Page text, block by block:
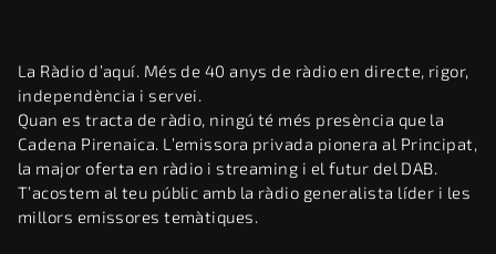
La Ràdio d’aquí. Més de 40 anys de ràdio en directe, rigor,
independència i servei.
Quan es tracta de ràdio, ningú té més presència que la
Cadena Pirenaica. L’emissora privada pionera al Principat,
la major oferta en ràdio i streaming i el futur del DAB.
T’acostem al teu públic amb la ràdio generalista líder i les
millors emissores temàtiques.